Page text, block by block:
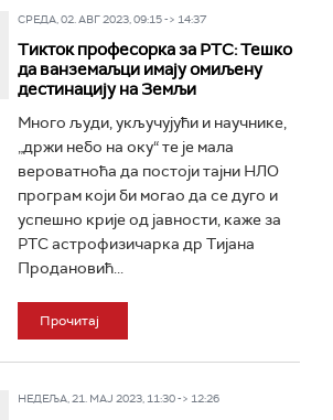
СРЕДА, 02. АВГ 2023, 09:15 -> 14:37
Тикток професорка за РТС: Тешко
да ванземаљци имају омиљену
дестинацију на Земљи
Много људи, укључујући и научнике,
„држи небо на оку“ те је мала
вероватноћа да постоји тајни НЛО
програм који би могао да се дуго и
успешно крије од јавности, каже за
РТС астрофизичарка др Тијана
Продановић...
Прочитај
НЕДЕЉА, 21. МАЈ 2023, 11:30 -> 12:26